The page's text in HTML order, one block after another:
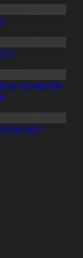
әлеуметтік
жол